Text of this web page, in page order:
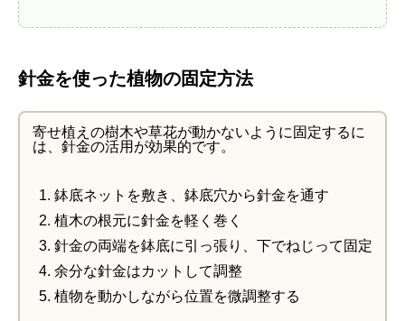
針金を使った植物の固定方法
寄せ植えの樹木や草花が動かないように固定するに
は、針金の活用が効果的です。
鉢底ネットを敷き、鉢底穴から針金を通す
植木の根元に針金を軽く巻く
針金の両端を鉢底に引っ張り、下でねじって固定
余分な針金はカットして調整
植物を動かしながら位置を微調整する